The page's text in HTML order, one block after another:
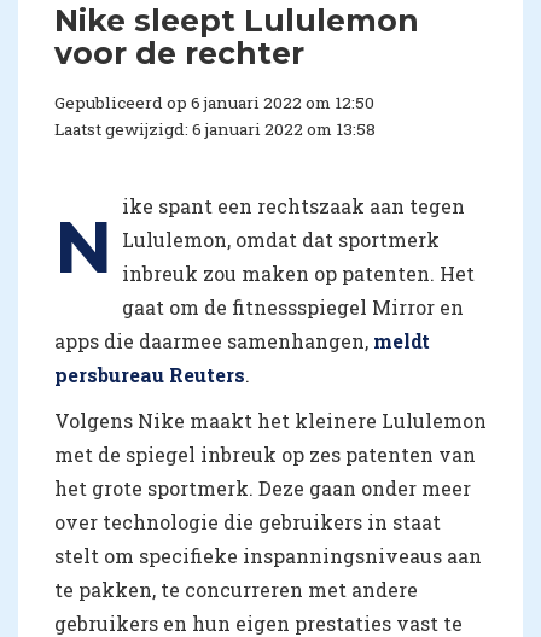
Nike sleept Lululemon
voor de rechter
Gepubliceerd op 6 januari 2022 om 12:50
Laatst gewijzigd: 6 januari 2022 om 13:58
N
ike spant een rechtszaak aan tegen
Lululemon, omdat dat sportmerk
inbreuk zou maken op patenten. Het
gaat om de fitnessspiegel Mirror en
apps die daarmee samenhangen, meldt
persbureau Reuters.
Volgens Nike maakt het kleinere Lululemon
met de spiegel inbreuk op zes patenten van
het grote sportmerk. Deze gaan onder meer
over technologie die gebruikers in staat
stelt om specifieke inspanningsniveaus aan
te pakken, te concurreren met andere
gebruikers en hun eigen prestaties vast te